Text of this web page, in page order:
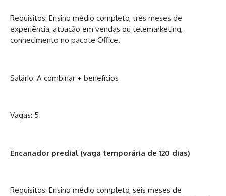
Requisitos: Ensino médio completo, três meses de
experiência, atuação em vendas ou telemarketing,
conhecimento no pacote Office.
Salário: A combinar + benefícios
Vagas: 5
Encanador predial (vaga temporária de 120 dias)
Requisitos: Ensino médio completo, seis meses de